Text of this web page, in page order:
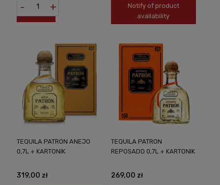
- +
Notify of product
availability
TEQUILA PATRON ANEJO
0,7L + KARTONIK
319,00 zł
TEQUILA PATRON
REPOSADO 0,7L + KARTONIK
269,00 zł